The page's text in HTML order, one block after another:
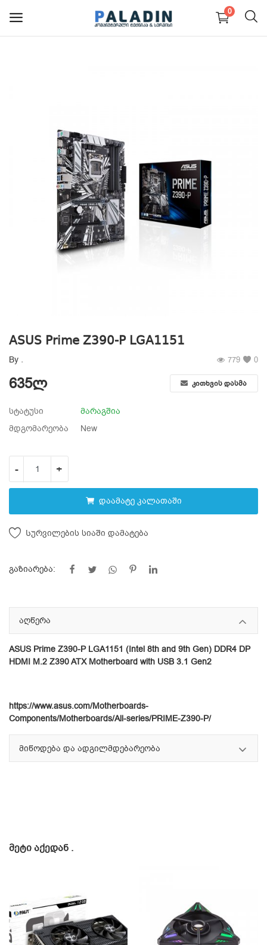
0
მონიტორები
მობილურები
პერიფერია და აქსესუარები
სერვისები
Შესვლა
დარეგისტრირება
ASUS Prime Z390-P LGA1151
By . 0
779
635ლ კითხვის დასმა
სტატუსი
მარაგშია
მდგომარეობა
New
- +
დაამატე კალათაში
Სურვილების სიაში დამატება
გაზიარება:
აღწერა
ASUS Prime Z390-P LGA1151 (Intel 8th and 9th Gen) DDR4 DP
HDMI M.2 Z390 ATX Motherboard with USB 3.1 Gen2
https://www.asus.com/Motherboards-
Components/Motherboards/All-series/PRIME-Z390-P/
მიწოდება და ადგილმდებარეობა
ᲛᲔᲢᲘ ᲐᲥᲔᲓᲐᲜ .